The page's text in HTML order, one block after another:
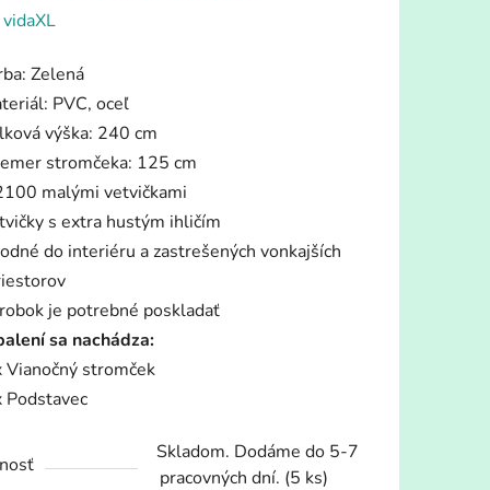
vidaXL
Zelená
PVC, oceľ
výška: 240 cm
stromčeka: 125 cm
malými vetvičkami
s extra hustým ihličím
do interiéru a zastrešených vonkajších
je potrebné poskladať
sa nachádza:
Vianočný stromček
Podstavec
Skladom. Dodáme do 5-7
pracovných dní. (5 ks)